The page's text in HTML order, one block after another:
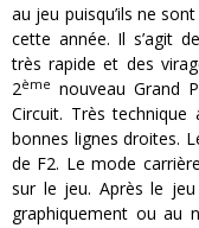
au jeu puisqu’ils ne
cette année. Il s’agit
très rapide et des
2ème nouveau Grand
Circuit. Très
bonnes lignes droites.
de F2. Le mode
sur le jeu. Après le
graphiquement ou au